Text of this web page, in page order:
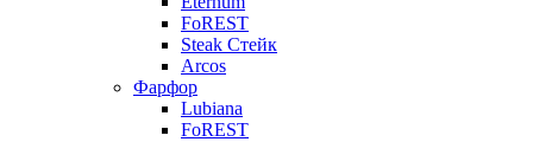
FoREST
Steak Стейк
Arcos
Фарфор
Lubiana
FoREST